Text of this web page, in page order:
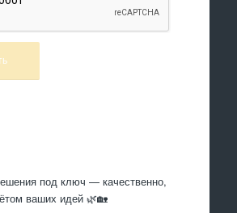
под ключ — качественно,
ваших идей 🌿🏡